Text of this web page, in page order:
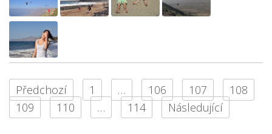
Předchozí 1 … 106 107
108
109
110 … 114 Následující